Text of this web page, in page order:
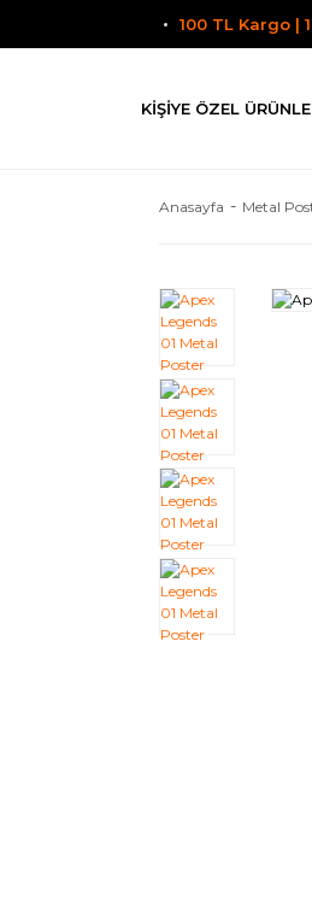
100 TL Kargo |
KIŞIYE ÖZEL
Anasayfa Metal